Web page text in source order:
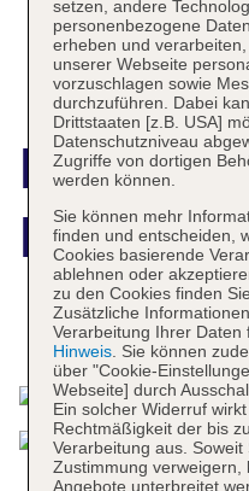
Das bietet
setzen, andere
personenbezogene
erheben und
unserer Webseite
vorzuschlagen sowie
durchzuführen. Dabei
Drittstaaten [z.B. USA]
Datenschutzniveau
Zugriffe von dortigen
werden können.
Sie können mehr
finden und entscheiden,
Cookies basierende
ablehnen oder
zu den Cookies finden
Zusätzliche
Verarbeitung Ihrer Daten
Hinweis. Sie können
über "Cookie-
Webseite] durch
Ein solcher Widerruf
Rechtmäßigkeit der bis
Verarbeitung aus. Soweit
Zustimmung verweigern,
Angebote unterbreitet